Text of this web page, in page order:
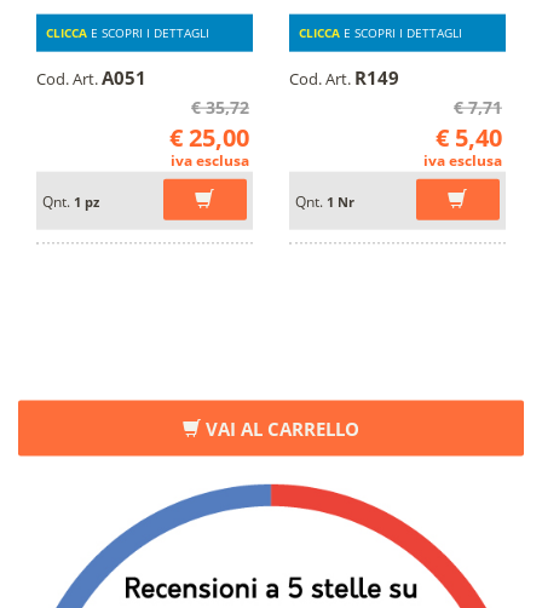
VAI AL CARRELLO
CLICCA E SCOPRI I DETTAGLI
Cod. Art.A051
€ 35,72
€ 25,00
iva esclusa
Qnt. 1 pz
CLICCA E SCOPRI I DETTAGLI
Cod. Art. R149
€ 7,71
€ 5,40
iva esclusa
Qnt. 1 Nr